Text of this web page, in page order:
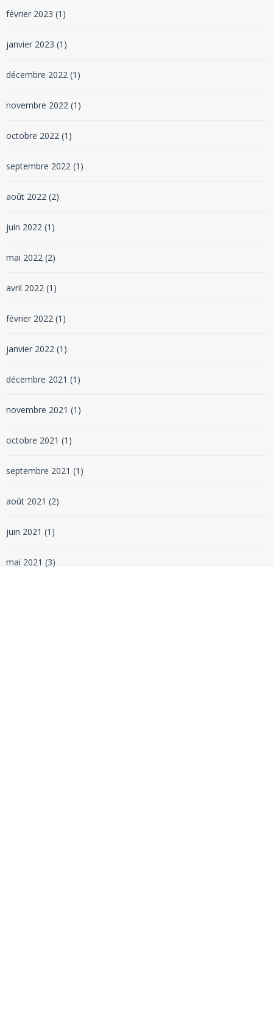
février 2023 (1)
janvier 2023 (1)
décembre 2022 (1)
novembre 2022 (1)
octobre 2022 (1)
septembre 2022 (1)
août 2022 (2)
juin 2022 (1)
mai 2022 (2)
avril 2022 (1)
février 2022 (1)
janvier 2022 (1)
décembre 2021 (1)
novembre 2021 (1)
octobre 2021 (1)
septembre 2021 (1)
août 2021 (2)
juin 2021 (1)
mai 2021 (3)